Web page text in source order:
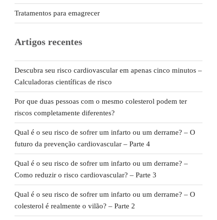
Tratamentos para emagrecer
Artigos recentes
Descubra seu risco cardiovascular em apenas cinco minutos –
Calculadoras científicas de risco
Por que duas pessoas com o mesmo colesterol podem ter
riscos completamente diferentes?
Qual é o seu risco de sofrer um infarto ou um derrame? – O
futuro da prevenção cardiovascular – Parte 4
Qual é o seu risco de sofrer um infarto ou um derrame? –
Como reduzir o risco cardiovascular? – Parte 3
Qual é o seu risco de sofrer um infarto ou um derrame? – O
colesterol é realmente o vilão? – Parte 2